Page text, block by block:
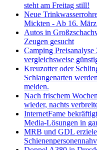
steht am Freitag still!
Neue
Mickten - Ab 16.
Autos in
Zeugen gesucht
Camping
vergleichsweise
Kreuzotter oder
Schlangenarten
melden.
Nach frischem
wieder, nachts
InternetFame
Media-Lösungen in
MRB und GDL